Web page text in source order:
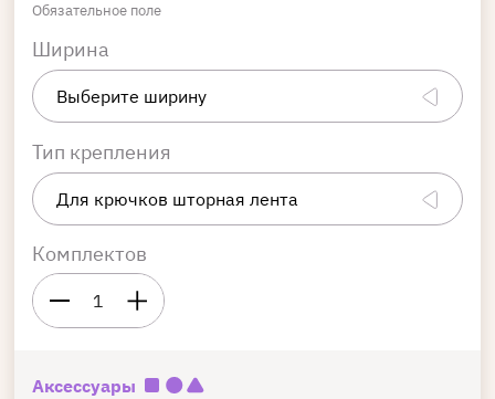
Обязательное поле
Ширина
Тип крепления
Комплектов
1
Аксессуары